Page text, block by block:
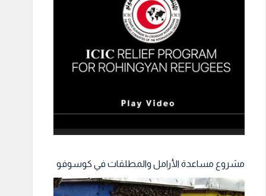
مشروع مساعدة الأرامل والمطلقات في كوسوفو